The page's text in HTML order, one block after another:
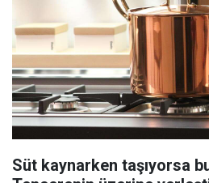
Süt kaynarken taşıyorsa